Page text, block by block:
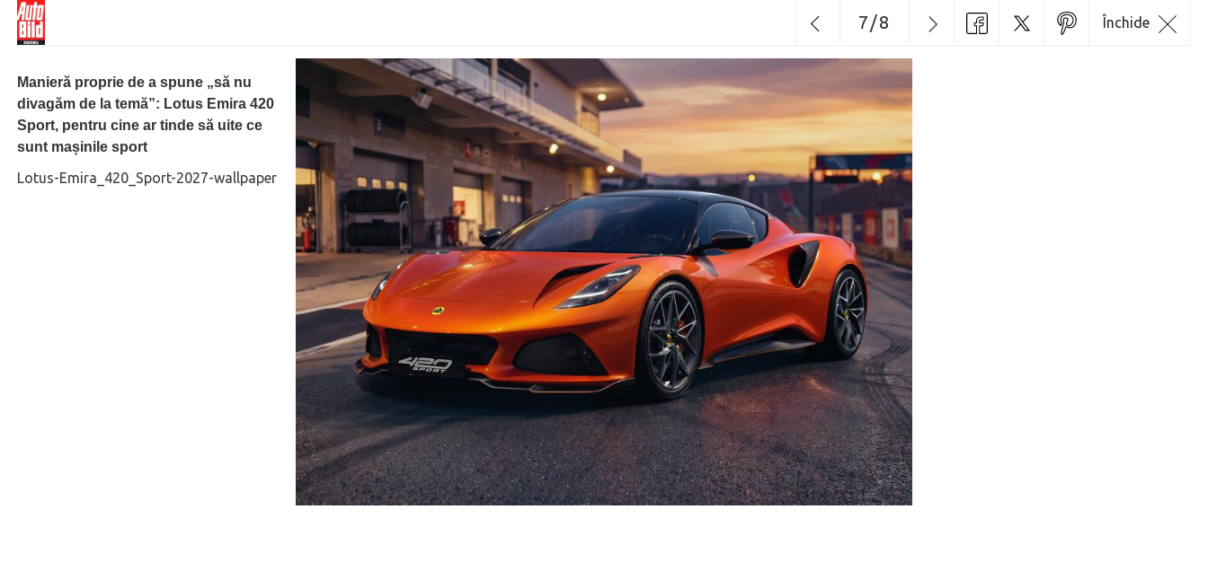
Manieră proprie de a spune „să nu
divagăm de la temă”: Lotus Emira 420
Sport, pentru cine ar tinde să uite ce
sunt mașinile sport
Lotus-Emira_420_Sport-2027-wallpaper
Închide
7/8